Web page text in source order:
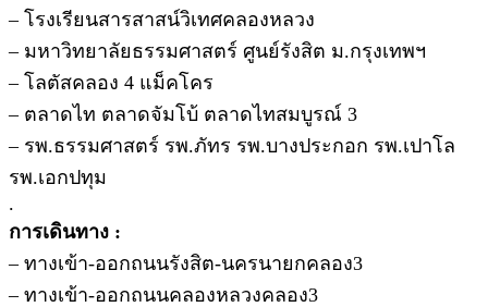
– โรงเรียนสารสาสน์วิเทศคลองหลวง
– มหาวิทยาลัยธรรมศาสตร์ ศูนย์รังสิต ม.กรุงเทพฯ
– โลตัสคลอง 4 แม็คโคร
– ตลาดไท ตลาดจัมโบ้ ตลาดไทสมบูรณ์ 3
– รพ.ธรรมศาสตร์ รพ.ภัทร รพ.บางประกอก รพ.เปาโล
รพ.เอกปทุม
.
การเดินทาง :
– ทางเข้า-ออกถนนรังสิต-นครนายกคลอง3
– ทางเข้า-ออกถนนคลองหลวงคลอง3